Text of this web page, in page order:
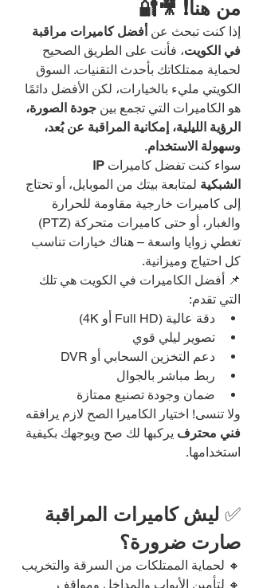
من هنا! 🎥🔐
إذا كنت تبحث عن أفضل كاميرات مراقبة
في الكويت، فأنت على الطريق الصحيح
لحماية ممتلكاتك بأحدث التقنيات. السوق
الكويتي مليء بالخيارات، لكن الأفضل دائمًا
هو الكاميرات التي تجمع بين جودة الصورة،
الرؤية الليلية، إمكانية المراقبة عن بُعد،
وسهولة الاستخدام.
سواء كنت تفضل كاميرات
الشبكية لمتابعة بيتك من الموبايل، أو تحتاج
إلى كاميرات خارجية مقاومة للحرارة
والغبار، أو حتى كاميرات متحركة (PTZ)
تغطي زوايا واسعة – هناك خيارات تناسب
كل احتياج وميزانية.
📌 أفضل الكاميرات في الكويت هي تلك
التي تقدم:
دقة عالية (Full HD أو 4K)
تصوير ليلي قوي
دعم التخزين السحابي أو DVR
ربط مباشر بالجوال
ضمان وجودة تصنيع ممتازة
ولا تنسى! اختيار الكاميرا الصح لازم يرافقه
فني محترف يركبها لك صح ويوجهك بكيفية
استخدامها.
✅ ليش كاميرات المراقبة
صارت ضرورة؟
🔸 لحماية الممتلكات من السرقة والتخريب
🔸 لتأمين الأبواب والمداخل ومواقف